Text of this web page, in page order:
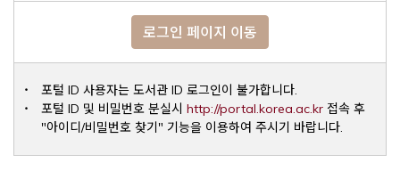
로그인 페이지 이동
포털 ID 사용자는 도서관 ID 로그인이 불가합니다.
포털 ID 및 비밀번호 분실시 http://portal.korea.ac.krOpens a
접속 후
"아이디/비밀번호 찾기" 기능을 이용하여 주시기 바랍니다.